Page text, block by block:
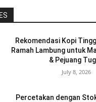
Rekomendasi Kopi
Ramah Lambung untuk
& Pejuang
July 8, 2026
Percetakan dengan